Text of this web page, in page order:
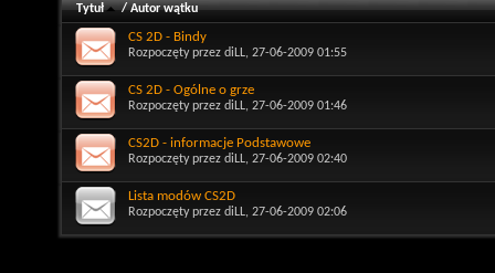
Tytuł /Autor wątku
CS 2D - Bindy
Rozpoczęty przez diLL, 27-06-2009 01:55
CS 2D - Ogólne o grze
Rozpoczęty przez diLL, 27-06-2009 01:46
CS2D - informacje Podstawowe
Rozpoczęty przez diLL, 27-06-2009 02:40
Lista modów CS2D
Rozpoczęty przez diLL, 27-06-2009 02:06